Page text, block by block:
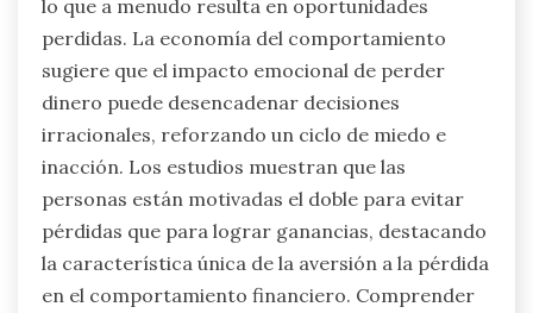
lo que a menudo resulta en oportunidades
perdidas. La economía del comportamiento
sugiere que el impacto emocional de perder
dinero puede desencadenar decisiones
irracionales, reforzando un ciclo de miedo e
inacción. Los estudios muestran que las
personas están motivadas el doble para evitar
pérdidas que para lograr ganancias, destacando
la característica única de la aversión a la pérdida
en el comportamiento financiero. Comprender